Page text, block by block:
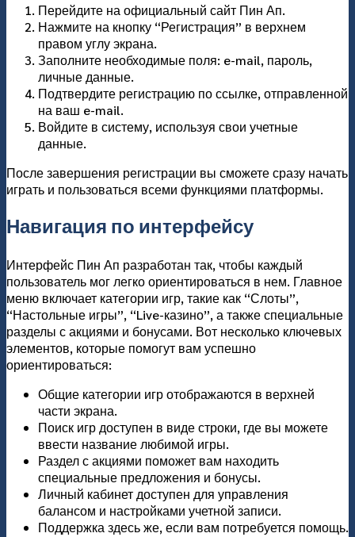
Перейдите на официальный сайт Пин Ап.
Нажмите на кнопку “Регистрация” в верхнем
правом углу экрана.
Заполните необходимые поля: e-mail, пароль,
личные данные.
Подтвердите регистрацию по ссылке, отправленной
на ваш e-mail.
Войдите в систему, используя свои учетные
данные.
После завершения регистрации вы сможете сразу начать
играть и пользоваться всеми функциями платформы.
Навигация по интерфейсу
Интерфейс Пин Ап разработан так, чтобы каждый
пользователь мог легко ориентироваться в нем. Главное
меню включает категории игр, такие как “Слоты”,
“Настольные игры”, “Live-казино”, а также специальные
разделы с акциями и бонусами. Вот несколько ключевых
элементов, которые помогут вам успешно
ориентироваться:
Общие категории игр отображаются в верхней
части экрана.
Поиск игр доступен в виде строки, где вы можете
ввести название любимой игры.
Раздел с акциями поможет вам находить
специальные предложения и бонусы.
Личный кабинет доступен для управления
балансом и настройками учетной записи.
Поддержка здесь же, если вам потребуется помощь.